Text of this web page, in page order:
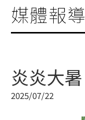
媒體報導
炎炎大
2025/07/22